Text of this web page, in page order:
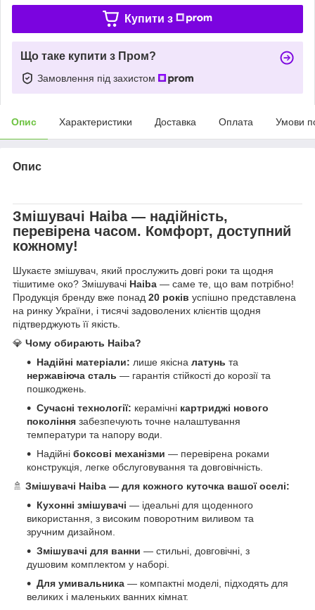
Купити з
Що таке купити з Пром?
Замовлення під захистом
Опис Характеристики Доставка Оплата Умови
Опис
Змішувачі Haiba— надійність,
перевірена часом. Комфорт, доступний
кожному!
Шукаєте змішувач, який прослужить довгі роки та щодня
тішитиме око? Змішувачі Haiba — саме те, що вам потрібно!
Продукція бренду вже понад 20 років успішно представлена
на ринку України, і тисячі задоволених клієнтів щодня
підтверджують її якість.
💎 Чому обирають Haiba?
Надійні матеріали: лише якісна латунь та
нержавіюча сталь — гарантія стійкості до корозії та
пошкоджень.
Сучасні технології: керамічні картриджі нового
покоління забезпечують точне налаштування
температури та напору води.
Надійні боксові механізми — перевірена роками
конструкція, легке обслуговування та довговічність.
🚿 Змішувачі Haiba — для кожного куточка вашої оселі:
Кухонні змішувачі — ідеальні для щоденного
використання, з високим поворотним виливом та
зручним дизайном.
Змішувачі для ванни — стильні, довговічні, з
душовим комплектом у наборі.
Для умивальника — компактні моделі, підходять для
великих і маленьких ванних кімнат.